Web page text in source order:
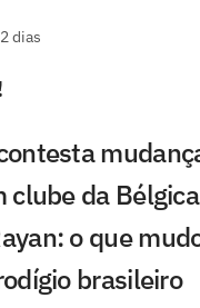
dias
clube da Bélgica
o que
brasileiro